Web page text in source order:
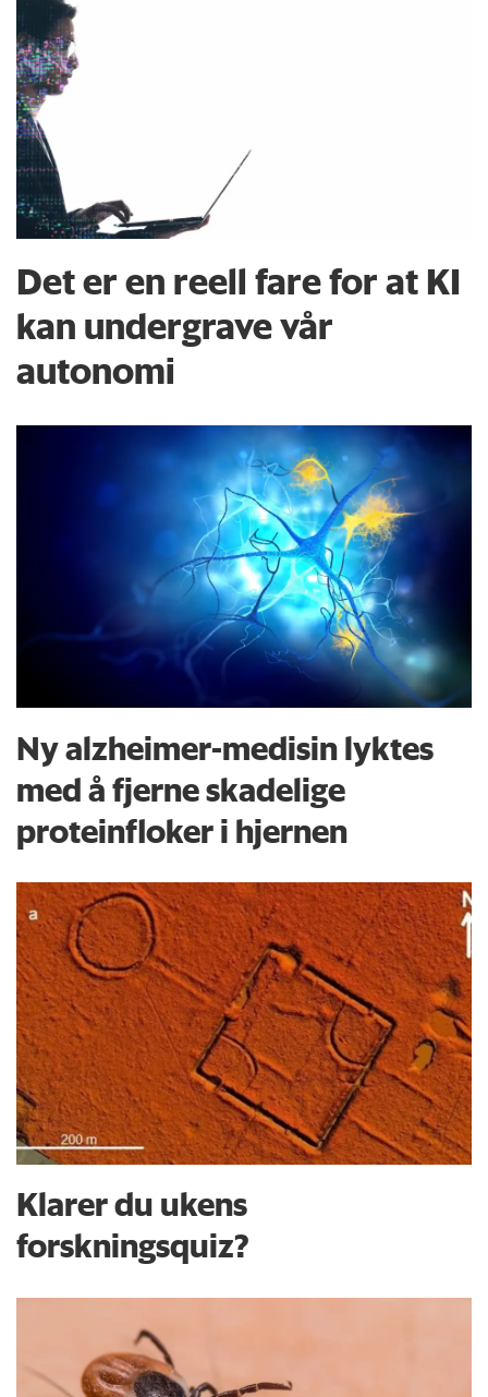
Det er en reell fare for at KI
kan undergrave vår
autonomi
Ny alzheimer-medisin lyktes
med å fjerne skadelige
proteinfloker i hjernen
Klarer du ukens
forskningsquiz?